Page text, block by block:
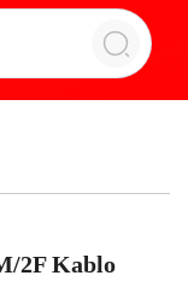
2F Kablo